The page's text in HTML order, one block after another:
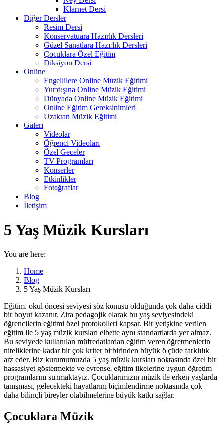
Klarnet Dersi
Diğer Dersler
Resim Dersi
Konservatuara Hazırlık Dersleri
Güzel Sanatlara Hazırlık Dersleri
Çocuklara Özel Eğitim
Diksiyon Dersi
Online
Engellilere Online Müzik Eğitimi
Yurtdışına Online Müzik Eğitimi
Dünyada Online Müzik Eğitimi
Online Eğitim Gereksinimleri
Uzaktan Müzik Eğitimi
Galeri
Videolar
Öğrenci Videoları
Özel Geceler
TV Programları
Konserler
Etkinlikler
Fotoğraflar
Blog
İletişim
5 Yaş Müzik Kursları
You are here:
Home
Blog
5 Yaş Müzik Kursları
Eğitim, okul öncesi seviyesi söz konusu olduğunda çok daha ciddi
bir boyut kazanır. Zira pedagojik olarak bu yaş seviyesindeki
öğrencilerin eğitimi özel protokolleri kapsar. Bir yetişkine verilen
eğitim ile 5 yaş müzik kursları elbette aynı standartlarda yer almaz.
Bu seviyede kullanılan müfredatlardan eğitim veren öğretmenlerin
niteliklerine kadar bir çok kriter birbirinden büyük ölçüde farklılık
arz eder. Biz kurumumuzda 5 yaş müzik kursları noktasında özel bir
hassasiyet göstermekte ve evrensel eğitim ilkelerine uygun öğretim
programlarını sunmaktayız. Çocuklarımızın müzik ile erken yaşlarda
tanışması, gelecekteki hayatlarını biçimlendirme noktasında çok
daha bilinçli bireyler olabilmelerine büyük katkı sağlar.
Çocuklara Müzik